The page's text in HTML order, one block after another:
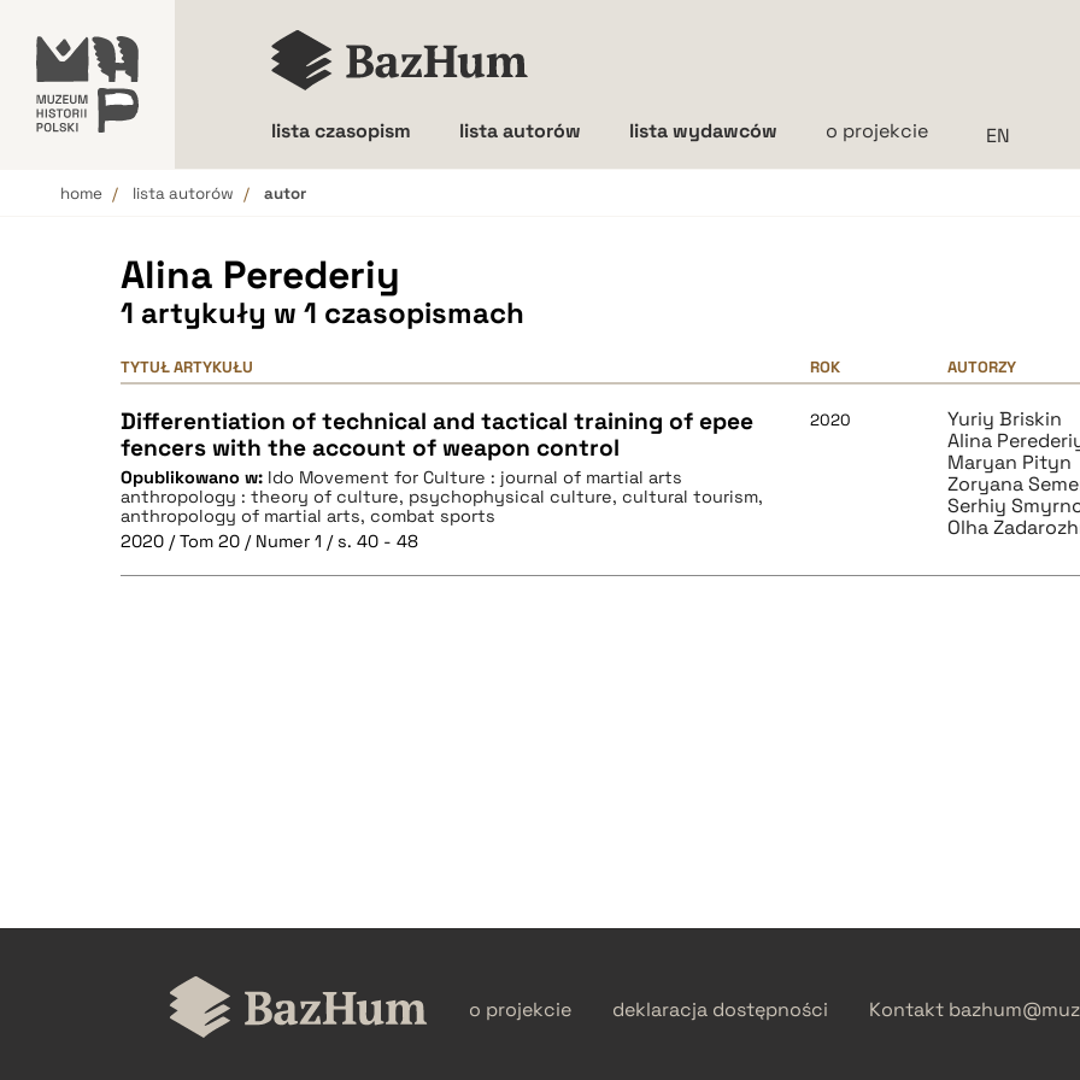
lista czasopism lista autorów lista wydawców o projekcie
home lista autorów autor
Alina Perederiy
1 artykuły w 1 czasopismach
TYTUŁ ARTYKUŁU ROK AUTORZY
Differentiation of technical and tactical training of epee
fencers with the account of weapon control
Opublikowano w: Ido Movement for Culture : journal of martial arts
anthropology : theory of culture, psychophysical culture, cultural tourism,
anthropology of martial arts, combat sports
2020 / Tom 20 / Numer 1 / s. 40 - 48
2020
Yuriy Briskin
Alina
Maryan Pityn
Zoryana
Serhiy
Olha
o projekcie deklaracja dostępności Kontakt